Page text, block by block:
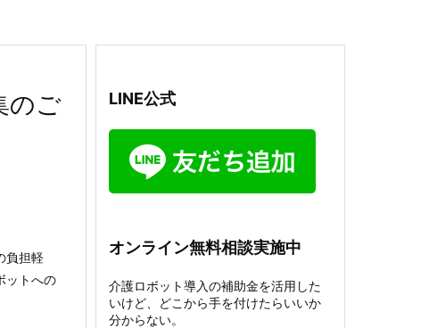
のご
負担軽
ットへの
LINE公式
オンライン無料相談実施中
介護ロボット導入の補助金を活用した
いけど、どこから手を付けたらいいか
分からない。